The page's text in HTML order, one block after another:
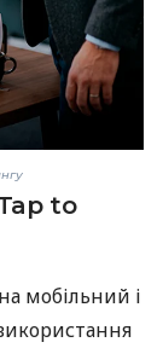
to
мобільний і